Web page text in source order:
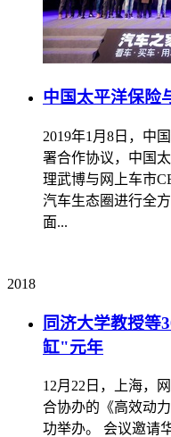
中国太平洋保险
2019年1月8日，中
署合作协议，中国
理武博与网上车市
汽车生态圈进行全
面...
2018
同济大学教授等
缸"元年
12月22日，上海，
合协办的《高效动
功举办。 会议邀请